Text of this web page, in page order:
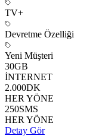
TV+
Devretme Özelliği
Yeni Müşteri
30GB
İNTERNET
2.000DK
HER YÖNE
250SMS
HER YÖNE
Detay Gör